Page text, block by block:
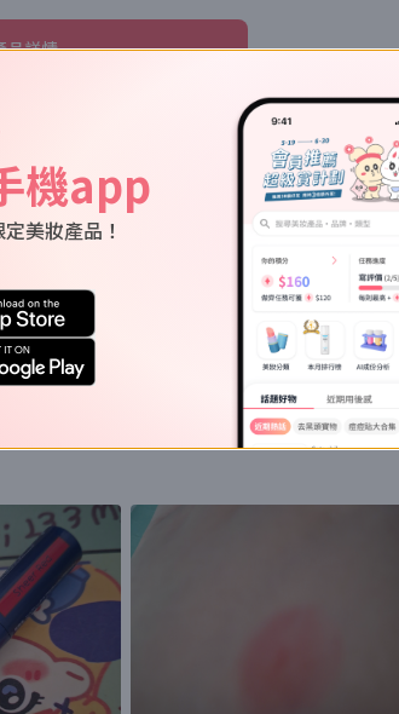
品詳情
會精神左。同埋冇香味。
機app
美妝產品！